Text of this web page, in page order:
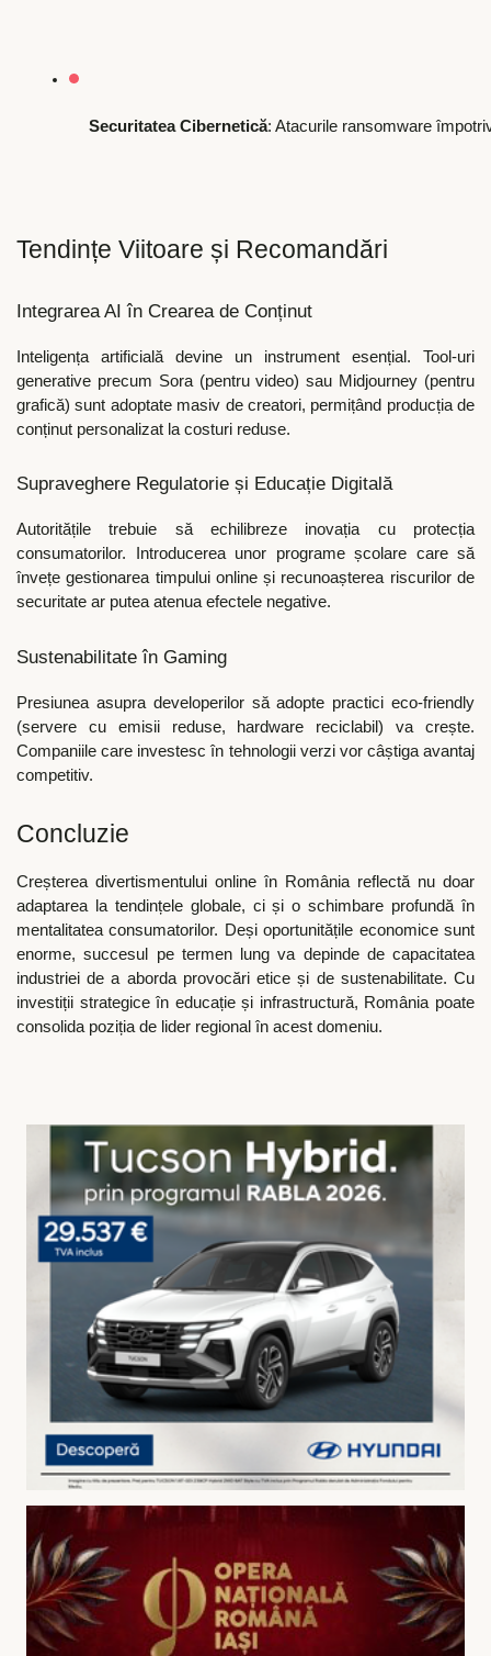
Securitatea Cibernetică: Atacurile ransomware
Tendințe Viitoare și Recomandări
Integrarea AI în Crearea de Conținut
Inteligența artificială devine un instrument esențial. Tool-uri
generative precum Sora (pentru video) sau Midjourney (pentru
grafică) sunt adoptate masiv de creatori, permițând producția de
conținut personalizat la costuri reduse.
Supraveghere Regulatorie și Educație Digitală
Autoritățile trebuie să echilibreze inovația cu protecția
consumatorilor. Introducerea unor programe școlare care să
învețe gestionarea timpului online și recunoașterea riscurilor de
securitate ar putea atenua efectele negative.
Sustenabilitate în Gaming
Presiunea asupra developerilor să adopte practici eco-friendly
(servere cu emisii reduse, hardware reciclabil) va crește.
Companiile care investesc în tehnologii verzi vor câștiga avantaj
competitiv.
Concluzie
Creșterea divertismentului online în România reflectă nu doar
adaptarea la tendințele globale, ci și o schimbare profundă în
mentalitatea consumatorilor. Deși oportunitățile economice sunt
enorme, succesul pe termen lung va depinde de capacitatea
industriei de a aborda provocări etice și de sustenabilitate. Cu
investiții strategice în educație și infrastructură, România poate
consolida poziția de lider regional în acest domeniu.